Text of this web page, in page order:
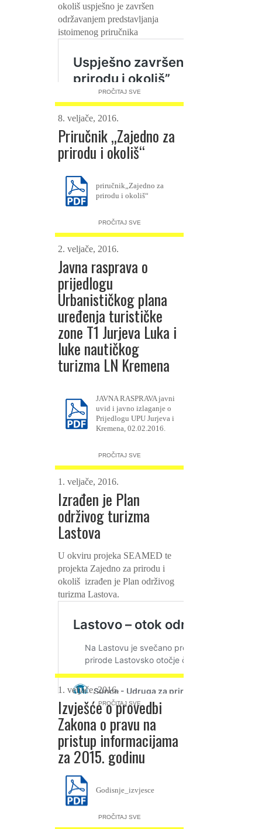
okoliš uspješno je završen
održavanjem predstavljanja
istoimenog priručnika
PROČITAJ SVE
8. veljače, 2016.
Priručnik „Zajedno za
prirodu i okoliš“
priručnik„Zajedno za
prirodu i okoliš“
PROČITAJ SVE
2. veljače, 2016.
Javna rasprava o
prijedlogu
Urbanističkog plana
uređenja turističke
zone T1 Jurjeva Luka i
luke nautičkog
turizma LN Kremena
JAVNA RASPRAVA javni
uvid i javno izlaganje o
Prijedlogu UPU Jurjeva i
Kremena, 02.02.2016.
PROČITAJ SVE
1. veljače, 2016.
Izrađen je Plan
održivog turizma
Lastova
U okviru projeka SEAMED te
projekta Zajedno za prirodu i
okoliš izrađen je Plan održivog
turizma Lastova.
PROČITAJ SVE
1. veljače, 2016.
Izvješće o provedbi
Zakona o pravu na
pristup informacijama
za 2015. godinu
Godisnje_izvjesce
PROČITAJ SVE